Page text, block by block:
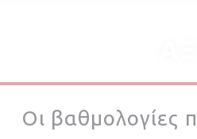
Οι βαθμολογίες